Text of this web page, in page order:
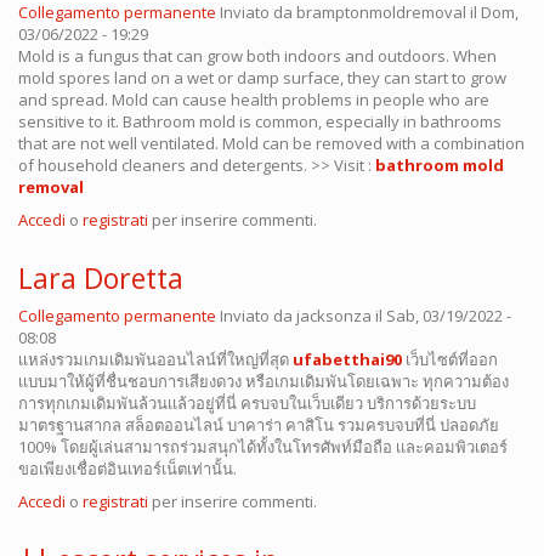
Collegamento permanente Inviato da bramptonmoldremoval il Dom,
03/06/2022 - 19:29
Mold is a fungus that can grow both indoors and outdoors. When
mold spores land on a wet or damp surface, they can start to grow
and spread. Mold can cause health problems in people who are
sensitive to it. Bathroom mold is common, especially in bathrooms
that are not well ventilated. Mold can be removed with a combination
of household cleaners and detergents. >> Visit : bathroom mold
removal
Accedi o registrati per inserire commenti.
Lara Doretta
Collegamento permanente Inviato da jacksonza il Sab, 03/19/2022 -
08:08
เเหล่งรวมเกมเดิมพันออนไลน์ที่ใหญ่ที่สุด ufabetthai90 เว็บไซต์ที่ออก
เเบบมาให้ผู้ที่ชื่นชอบการเสียงดวง หรือเกมเดิมพันโดยเฉพาะ ทุกความต้อง
การทุกเกมเดิมพันล้วนเเล้วอยู่ที่นี่ ครบจบในเว็บเดียว บริการด้วยระบบ
มาตรฐานสากล สล็อตออนไลน์ บาคาร่า คาสิโน รวมครบจบที่นี่ ปลอดภัย
100% โดยผู้เล่นสามารถร่วมสนุกได้ทั้งในโทรศัพท์มือถือ เเละคอมพิวเตอร์
ขอเพียงเชื่อต่อินเทอร์เน็ตเท่านั้น.
Accedi o registrati per inserire commenti.